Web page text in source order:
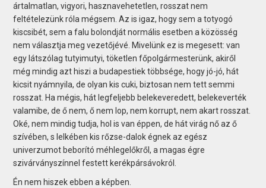
ártalmatlan, vigyori, hasznavehetetlen, rosszat nem
feltételezünk róla mégsem. Az is igaz, hogy sem a totyogó
kiscsibét, sem a falu bolondját normális esetben a közösség
nem választja meg vezetőjévé. Mivelünk ez is megesett: van
egy látszólag tutyimutyi, töketlen főpolgármesterünk, akiről
még mindig azt hiszi a budapestiek többsége, hogy jó-jó, hát
kicsit nyámnyila, de olyan kis cuki, biztosan nem tett semmi
rosszat. Ha mégis, hát legfeljebb belekeveredett, belekeverték
valamibe, de ő nem, ő nem lop, nem korrupt, nem akart rosszat.
Oké, nem mindig tudja, hol is van éppen, de hát virág nő az ő
szívében, s lelkében kis rőzse-dalok égnek az egész
univerzumot beborító méhlegelőkről, a magas égre
szivárványszínnel festett kerékpársávokról.
Én nem hiszek ebben a képben.